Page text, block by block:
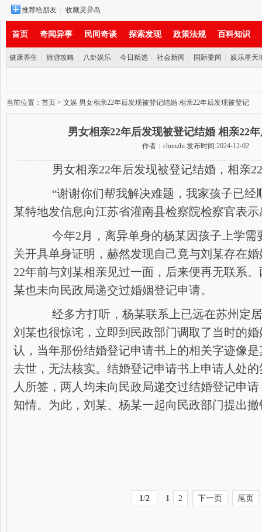
推荐给朋友 收藏灵异岛
首页 奇闻异事 民间奇谈 探索发现 政策法规 百科知识
实时新闻
健康养生 旅游攻略 八卦娱乐 今日精选 社会新闻 国际要闻 娱乐星天
当前位置： 首页 > 文娱 男女相亲22年后发现被登记结婚 相亲22年后发现被登记
男女相亲22年后发现被登记结婚 相亲22
作者：chunzhi 发布时间:2024-12-02
男女相亲22年后发现被登记结婚，相亲
“谢谢你们帮我解决难题，我家孩子已经
某特地发信息向江苏省灌南县检察院检察官表
今年2月，离异单身的杨某因孩子上学需
关开具单身证明，赫然发现自己竟与刘某存在
22年前与刘某相亲见过一面，后来便再无联系
某也未向民政局递交过婚姻登记申请。
经多方打听，杨某联系上已远在苏州定居
刘某也很惊诧，立即到民政部门调取了当时的
认，当年那份结婚登记申请书上的相关字迹像
去世，无法核实。结婚登记申请书上申请人处
人所签，两人均未向民政局递交过结婚登记申
知情。为此，刘某、杨某一起向民政部门提出
1/2 1 2 下一页 尾页